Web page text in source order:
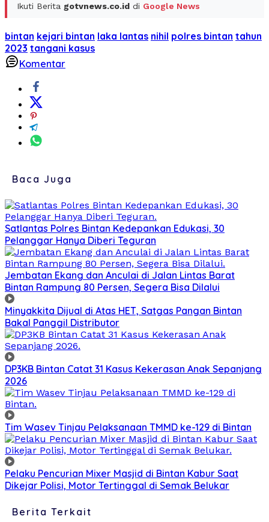
Ikuti Berita gotvnews.co.id di Google News
bintan kejari bintan laka lantas nihil polres bintan tahun
2023 tangani kasus
Komentar
Baca Juga
Satlantas Polres Bintan Kedepankan Edukasi, 30
Pelanggar Hanya Diberi Teguran
Jembatan Ekang dan Anculai di Jalan Lintas Barat
Bintan Rampung 80 Persen, Segera Bisa Dilalui
Minyakkita Dijual di Atas HET, Satgas Pangan Bintan
Bakal Panggil Distributor
DP3KB Bintan Catat 31 Kasus Kekerasan Anak Sepanjang
2026
Tim Wasev Tinjau Pelaksanaan TMMD ke-129 di Bintan
Pelaku Pencurian Mixer Masjid di Bintan Kabur Saat
Dikejar Polisi, Motor Tertinggal di Semak Belukar
Berita Terkait